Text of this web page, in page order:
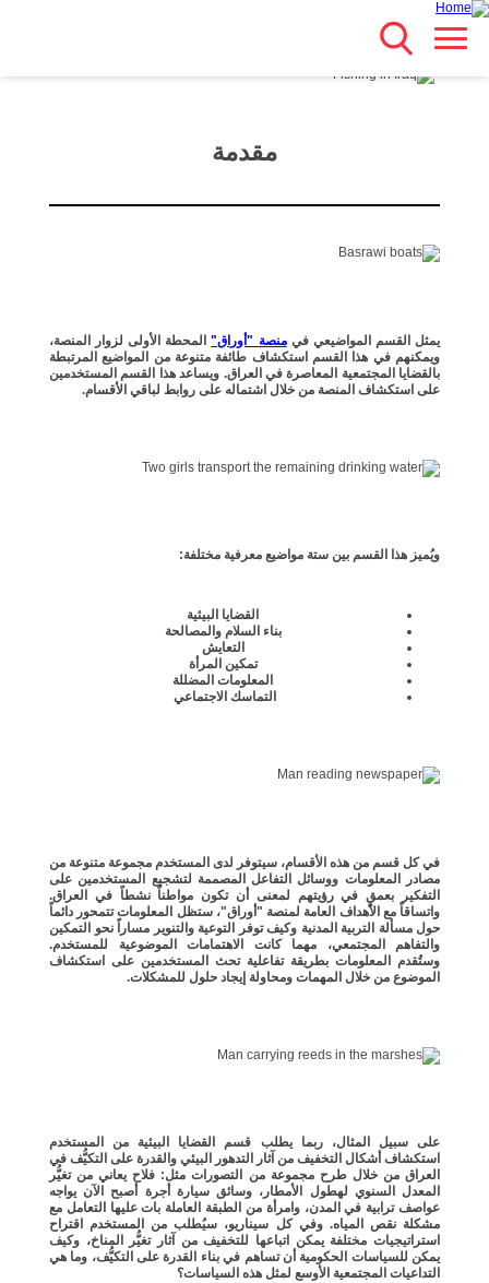
انتقل
مقدمة
يمثل القسم المواضيعي فيمنصة "أوراق"المحطة الأولى لزوار المنصة،
ويمكنهم في هذا القسم استكشاف طائفة متنوعة من المواضيع المرتبطة
بالقضايا المجتمعية المعاصرة في العراق. ويساعد هذا القسم المستخدمين
على استكشاف المنصة من خلال اشتماله على روابط لباقي الأقسام.
ويُميز هذا القسم بين ستة مواضيع معرفية مختلفة:
القضايا البيئية
بناء السلام والمصالحة
التعايش
تمكين المرأة
المعلومات المضللة
التماسك الاجتماعي
في كل قسم من هذه الأقسام، سيتوفر لدى المستخدم مجموعة متنوعة من
مصادر المعلومات ووسائل التفاعل المصممة لتشجيع المستخدمين على
التفكير بعمقٍ في رؤيتهم لمعنى أن تكون مواطناً نشطاً في العراق.
واتساقاً مع الأهداف العامة لمنصة "أوراق"، ستظل المعلومات تتمحور دائماً
حول مسألة التربية المدنية وكيف توفر التوعية والتنوير مساراً نحو التمكين
والتفاهم المجتمعي، مهما كانت الاهتمامات الموضوعية للمستخدم.
وستُقدم المعلومات بطريقة تفاعلية تحث المستخدمين على استكشاف
الموضوع من خلال المهمات ومحاولة إيجاد حلول للمشكلات.
على سبيل المثال، ربما يطلب قسم القضايا البيئية من المستخدم
استكشاف أشكال التخفيف من آثار التدهور البيئي والقدرة على التكيُّف في
العراق من خلال طرح مجموعة من التصورات مثل: فلاح يعاني من تغيُّر
المعدل السنوي لهطول الأمطار، وسائق سيارة أجرة أصبح الآن يواجه
عواصف ترابية في المدن، وامرأة من الطبقة العاملة بات عليها التعامل مع
مشكلة نقص المياه. وفي كل سيناريو، سيُطلب من المستخدم اقتراح
استراتيجيات مختلفة يمكن اتباعها للتخفيف من آثار تغيُّر المناخ، وكيف
يمكن للسياسات الحكومية أن تساهم في بناء القدرة على التكيُّف، وما هي
التداعيات المجتمعية الأوسع لمثل هذه السياسات؟